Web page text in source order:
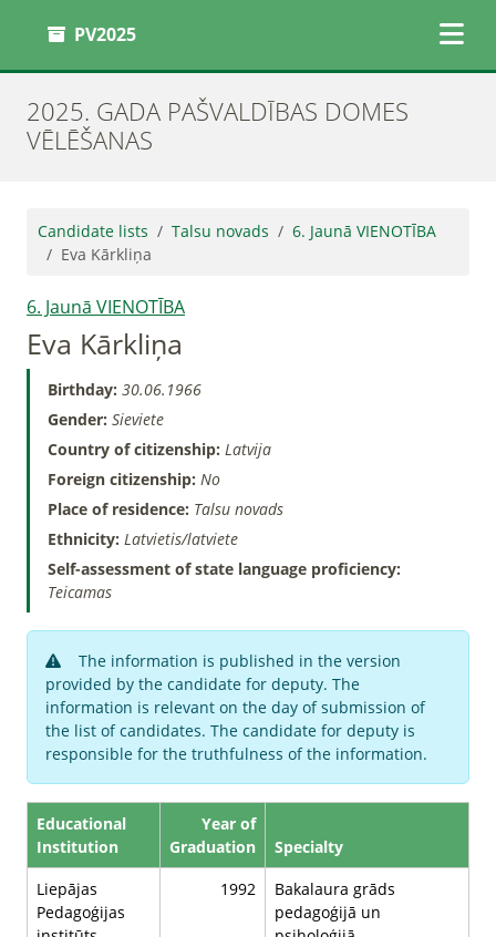
PV2025
2025. GADA PAŠVALDĪBAS DOMES
VĒLĒŠANAS
Candidate lists Talsu novads
6. Jaunā VIENOTĪBA
Eva Kārkliņa
6. Jaunā VIENOTĪBA
Eva Kārkliņa
Birthday: 30.06.1966
Gender: Sieviete
Country of citizenship: Latvija
Foreign citizenship: No
Place of residence: Talsu novads
Ethnicity: Latvietis/latviete
Self-assessment of state language proficiency:
Teicamas
The information is published in the version
provided by the candidate for deputy. The
information is relevant on the day of submission of
the list of candidates. The candidate for deputy is
responsible for the truthfulness of the information.
Educational
Institution
Year of
Graduation
Specialty
Liepājas
Pedagoģijas
1992
Bakalaura grāds
pedagoģijā un